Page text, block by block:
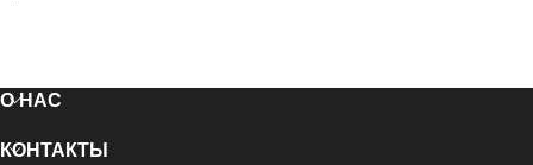
О НАС
КОНТАКТЫ